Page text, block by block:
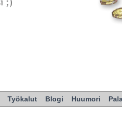
Työkalut Blogi Huumori